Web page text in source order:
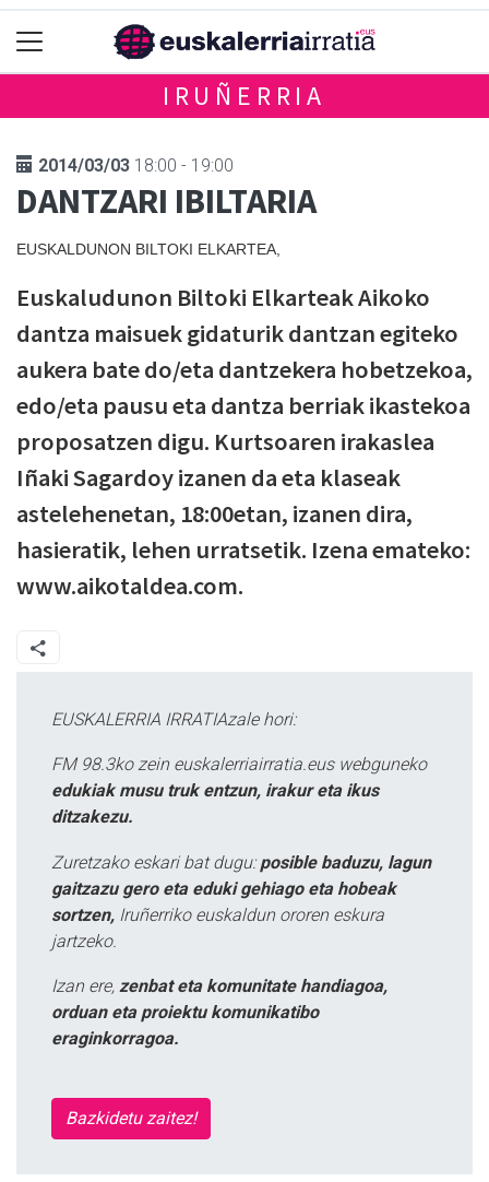
IRUÑERRIA
2014/03/03 18:00 - 19:00
DANTZARI IBILTARIA
EUSKALDUNON BILTOKI ELKARTEA,
Euskaludunon Biltoki Elkarteak Aikoko
dantza maisuek gidaturik dantzan egiteko
aukera bate do/eta dantzekera hobetzekoa,
edo/eta pausu eta dantza berriak ikastekoa
proposatzen digu. Kurtsoaren irakaslea
Iñaki Sagardoy izanen da eta klaseak
astelehenetan, 18:00etan, izanen dira,
hasieratik, lehen urratsetik. Izena emateko:
www.aikotaldea.com.
EUSKALERRIA IRRATIAzale hori:
FM 98.3ko zein euskalerriairratia.eus webguneko
edukiak musu truk entzun, irakur eta ikus
ditzakezu.
Zuretzako eskari bat dugu: posible baduzu, lagun
gaitzazu gero eta eduki gehiago eta hobeak
sortzen, Iruñerriko euskaldun ororen eskura
jartzeko.
Izan ere, zenbat eta komunitate handiagoa,
orduan eta proiektu komunikatibo
eraginkorragoa.
Bazkidetu zaitez!